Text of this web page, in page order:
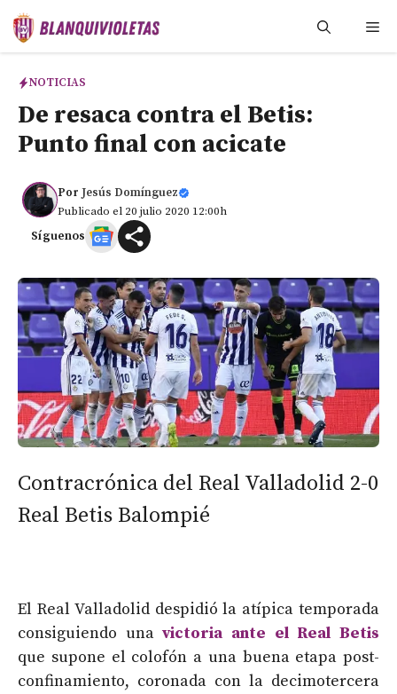
Saltar
NOTICIAS
De resaca contra el Betis:
Punto final con acicate
Por Jesús Domínguez
Publicado el 20 julio 2020 12:00h
Síguenos
Contracrónica del Real Valladolid 2-0
Real Betis Balompié
El Real Valladolid despidió la atípica temporada
consiguiendo unavictoria ante el Real Betis
que supone el colofón a una buena etapa post-
confinamiento, coronada con la decimotercera